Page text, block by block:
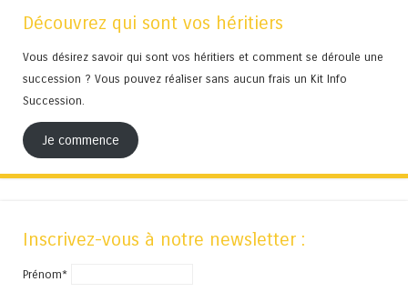
Découvrez qui sont vos héritiers
Vous désirez savoir qui sont vos héritiers et comment se déroule une
succession ? Vous pouvez réaliser sans aucun frais un Kit Info
Succession.
Je commence
Inscrivez-vous à notre newsletter :
Prénom*